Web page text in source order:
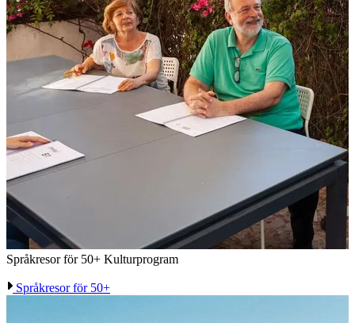
Språkresor för 50+ Kulturprogram
Språkresor för 50+